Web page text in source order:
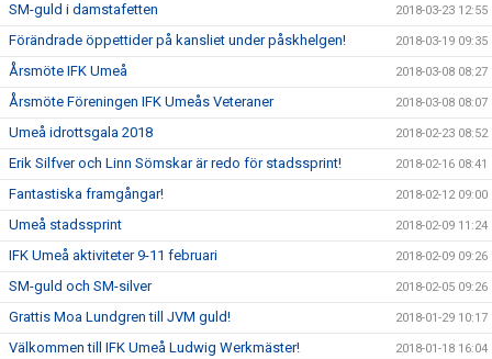
SM-guld i damstafetten 2018-03-23 12:55
Förändrade öppettider på kansliet under påskhelgen! 2018-03-19 09:35
Årsmöte IFK Umeå 2018-03-08 08:27
Årsmöte Föreningen IFK Umeås Veteraner 2018-03-08 08:07
Umeå idrottsgala 2018 2018-02-23 08:52
Erik Silfver och Linn Sömskar är redo för stadssprint! 2018-02-16 08:41
Fantastiska framgångar! 2018-02-12 09:00
Umeå stadssprint 2018-02-09 11:24
IFK Umeå aktiviteter 9-11 februari 2018-02-09 09:26
SM-guld och SM-silver 2018-02-05 09:26
Grattis Moa Lundgren till JVM guld! 2018-01-29 10:17
Välkommen till IFK Umeå Ludwig Werkmäster! 2018-01-18 16:04